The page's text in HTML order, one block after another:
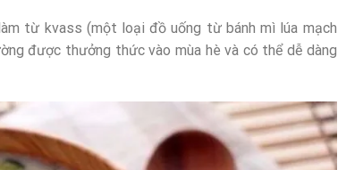
từ kvass (một loại đồ uống từ bánh mì lúa mạch
được thưởng thức vào mùa hè và có thể dễ dàng